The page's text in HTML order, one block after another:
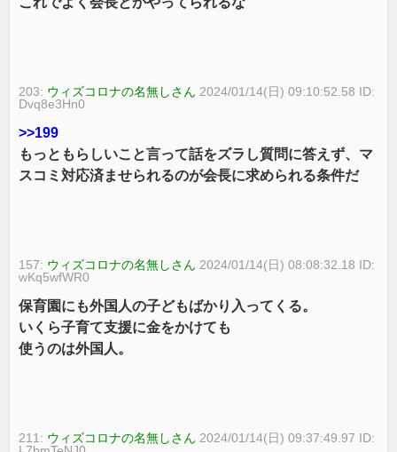
203: ウィズコロナの名無しさん 2024/01/14(日) 09:10:52.58 ID:
Dvq8e3Hn0
>>199
もっともらしいこと言って話をズラし質問に答えず、マ
スコミ対応済ませられるのが会長に求められる条件だ
157: ウィズコロナの名無しさん 2024/01/14(日) 08:08:32.18 ID:
wKq5wfWR0
保育園にも外国人の子どもばかり入ってくる。
いくら子育て支援に金をかけても
使うのは外国人。
211: ウィズコロナの名無しさん 2024/01/14(日) 09:37:49.97 ID: